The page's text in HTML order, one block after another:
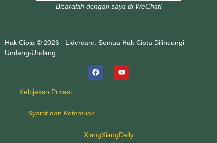
Bicaralah dengan saya di WeChat!
Hak Cipta © 2026 - Lidercare. Semua Hak Cipta Dilindungi
Undang-Undang
Kebijakan Privasi
Syarat dan Ketentuan
XiangXiangDaily